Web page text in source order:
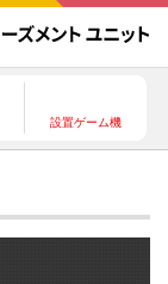
設置ゲーム機